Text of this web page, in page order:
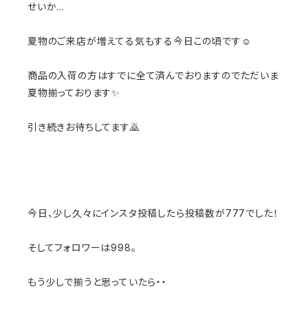
せいか…
夏物のご来店が増えてる気もする今日この頃です☺️
商品の入荷の方はすでに全て済んでおりますのでただいま
夏物揃っております✨
引き続きお待ちしてます🙇
今日、少し久々にインスタ投稿したら投稿数が777でした！
そしてフォロワーは998。
もう少しで揃うと思っていたら・・